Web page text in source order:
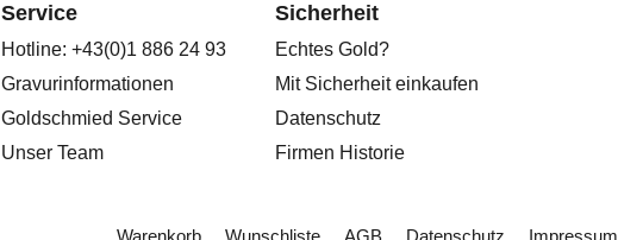
Service
Hotline: +43(0)1 886 24 93
Gravurinformationen
Goldschmied Service
Unser Team
Sicherheit
Echtes Gold?
Mit Sicherheit einkaufen
Datenschutz
Firmen Historie
Warenkorb Wunschliste AGB Datenschutz Impressum